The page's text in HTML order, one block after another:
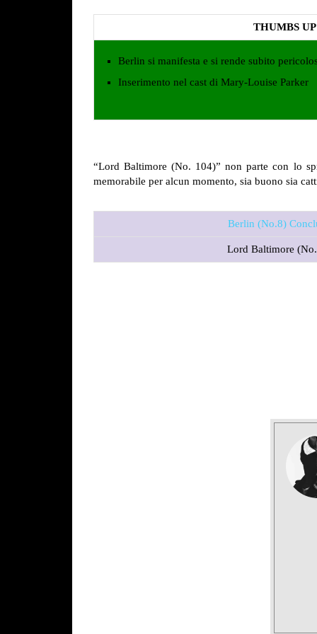
THUMBS UP
Berlin si manifesta e si rende subito
Inserimento nel cast di Mary-Louise Parker
“Lord Baltimore (No. 104)” non parte con lo
memorabile per alcun momento, sia buono sia
Berlin (No.8)
Lord Baltimore